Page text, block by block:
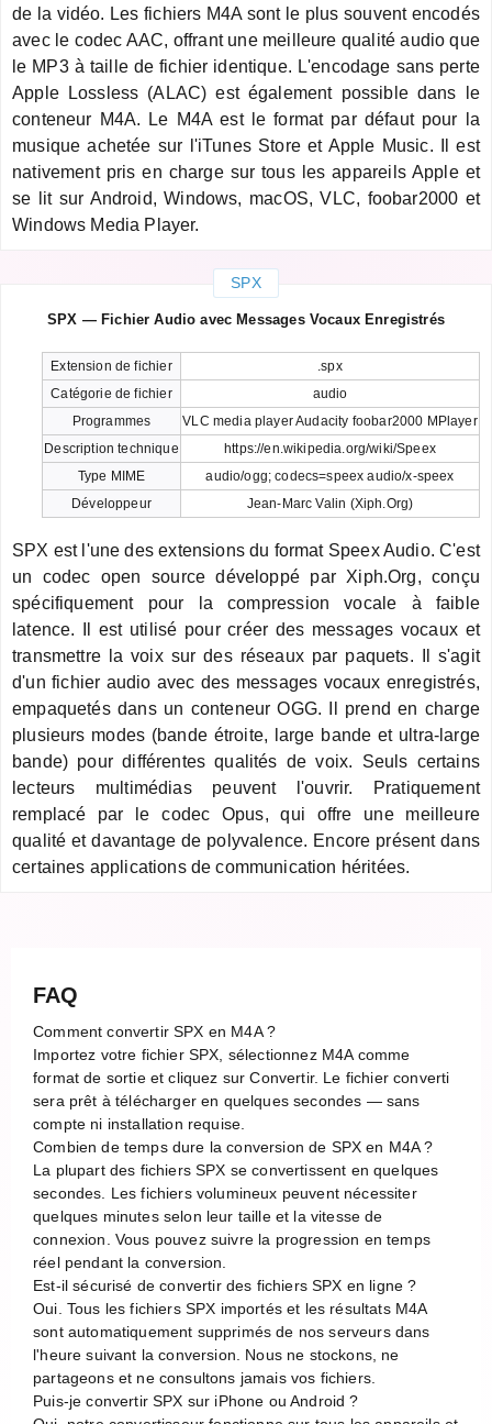
de la vidéo. Les fichiers M4A sont le plus souvent encodés
avec le codec AAC, offrant une meilleure qualité audio que
le MP3 à taille de fichier identique. L'encodage sans perte
Apple Lossless (ALAC) est également possible dans le
conteneur M4A. Le M4A est le format par défaut pour la
musique achetée sur l'iTunes Store et Apple Music. Il est
nativement pris en charge sur tous les appareils Apple et
se lit sur Android, Windows, macOS, VLC, foobar2000 et
Windows Media Player.
SPX
SPX — Fichier Audio avec Messages Vocaux Enregistrés
Extension de fichier
.spx
Catégorie de fichier
audio
Programmes
VLC media player Audacity foobar2000 MPlayer
Description technique
https://en.wikipedia.org/wiki/Speex
Type MIME
audio/ogg; codecs=speex audio/x-speex
Développeur
Jean-Marc Valin (Xiph.Org)
SPX est l'une des extensions du format Speex Audio. C'est
un codec open source développé par Xiph.Org, conçu
spécifiquement pour la compression vocale à faible
latence. Il est utilisé pour créer des messages vocaux et
transmettre la voix sur des réseaux par paquets. Il s'agit
d'un fichier audio avec des messages vocaux enregistrés,
empaquetés dans un conteneur OGG. Il prend en charge
plusieurs modes (bande étroite, large bande et ultra-large
bande) pour différentes qualités de voix. Seuls certains
lecteurs multimédias peuvent l'ouvrir. Pratiquement
remplacé par le codec Opus, qui offre une meilleure
qualité et davantage de polyvalence. Encore présent dans
certaines applications de communication héritées.
FAQ
Comment convertir SPX en M4A ?
Importez votre fichier SPX, sélectionnez M4A comme
format de sortie et cliquez sur Convertir. Le fichier converti
sera prêt à télécharger en quelques secondes — sans
compte ni installation requise.
Combien de temps dure la conversion de SPX en M4A ?
La plupart des fichiers SPX se convertissent en quelques
secondes. Les fichiers volumineux peuvent nécessiter
quelques minutes selon leur taille et la vitesse de
connexion. Vous pouvez suivre la progression en temps
réel pendant la conversion.
Est-il sécurisé de convertir des fichiers SPX en ligne ?
Oui. Tous les fichiers SPX importés et les résultats M4A
sont automatiquement supprimés de nos serveurs dans
l'heure suivant la conversion. Nous ne stockons, ne
partageons et ne consultons jamais vos fichiers.
Puis-je convertir SPX sur iPhone ou Android ?